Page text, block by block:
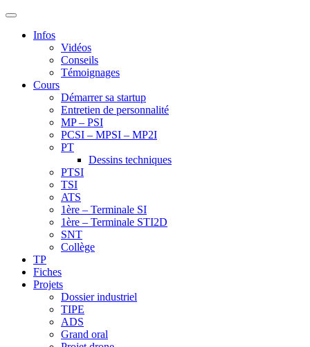
Infos
Vidéos
Conseils
Témoignages
Cours
Démarrer sa startup
Entretien de personnalité
MP – PSI
PCSI – MPSI – MP2I
PT
Dessins techniques
PTSI
TSI
ATS
1ère – Terminale SI
1ère – Terminale STI2D
SNT
Collège
TP
Fiches
Projets
Dossier industriel
TIPE
ADS
Grand oral